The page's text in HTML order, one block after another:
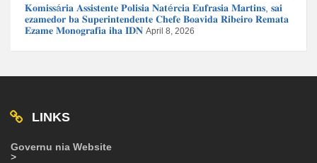
𝐊𝐨𝐦𝐢𝐬𝐬á𝐫𝐢𝐚 𝐀𝐬𝐬𝐢𝐬𝐭𝐞𝐧𝐭𝐞 𝐏𝐨𝐥𝐢𝐬𝐢𝐚 𝐍𝐚𝐭é𝐫𝐜𝐢𝐚 𝐄𝐮𝐟𝐫𝐚𝐬𝐢𝐚 𝐌𝐚𝐫𝐭𝐢𝐧𝐬, 𝐬𝐚𝐢
𝐞𝐳𝐚𝐦𝐞𝐝𝐨𝐫 𝐛𝐚 𝐒𝐮𝐩𝐞𝐫𝐢𝐧𝐭𝐞𝐧𝐝𝐞𝐧𝐭𝐞 𝐂𝐡𝐞𝐟𝐞 𝐁𝐨𝐚𝐯𝐢𝐝𝐚 𝐑𝐢𝐛𝐞𝐢𝐫𝐨 𝐑𝐞𝐦𝐚𝐭𝐚
𝐄𝐳𝐚𝐦𝐞 𝐌𝐨𝐧𝐨𝐠𝐫𝐚𝐟𝐢𝐚 𝐢𝐡𝐚 𝐈𝐃𝐍 April 8, 2026
LINKS
Governu nia Website
>